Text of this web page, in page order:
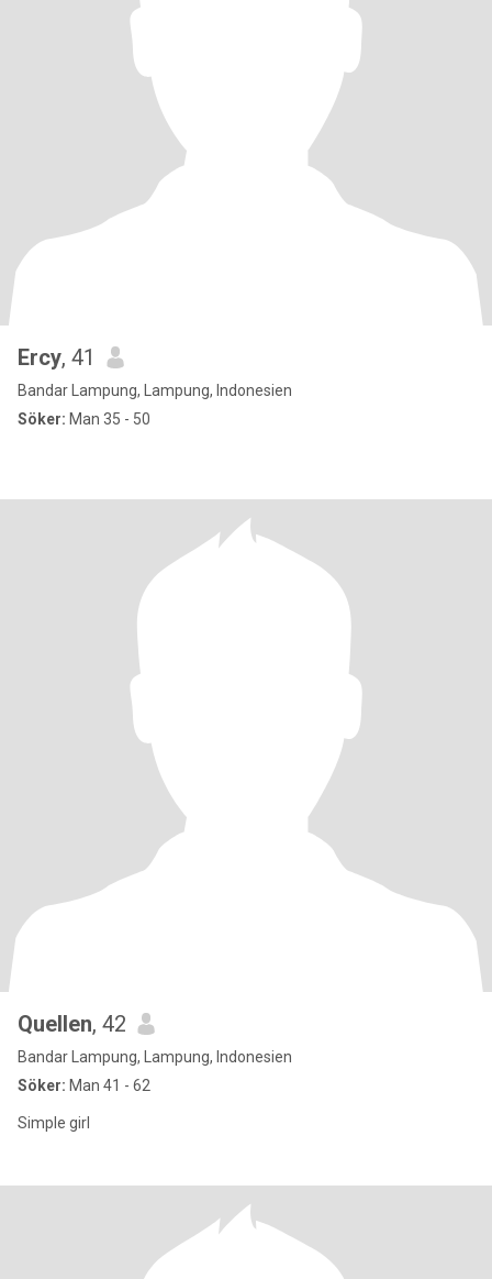
Ercy, 41
Bandar Lampung, Lampung, Indonesien
Söker: Man 35 - 50
Quellen, 42
Bandar Lampung, Lampung, Indonesien
Söker: Man 41 - 62
Simple girl